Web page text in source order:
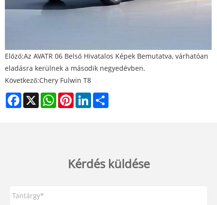
Előző:Az AVATR 06 Belső Hivatalos Képek Bemutatva, várhatóan
eladásra kerülnek a második negyedévben.
Következő:Chery Fulwin T8
Facebook
X WhatsAppPinterestLinkedIn
Kérdés küldése